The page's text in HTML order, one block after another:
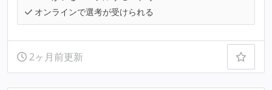
オンラインで選考が受けられる
2ヶ月前更新